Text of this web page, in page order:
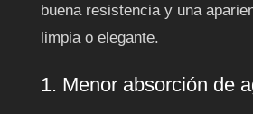
buena resistencia y una
limpia o elegante.
1. Menor absorción de